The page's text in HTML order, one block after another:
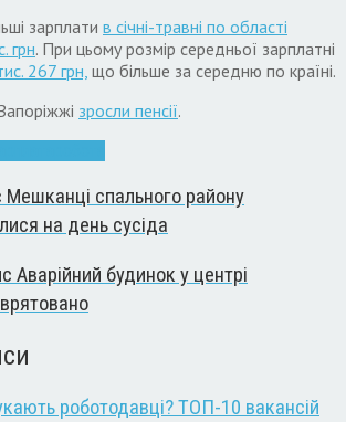
зарплати в січні-травні по області
грн. При цьому розмір середньої зарплатні
267 грн, що більше за середню по країні.
зросли пенсії.
Мешканці спального району
на день сусіда
Аварійний будинок у центрі
роботодавці? ТОП-10 вакансій